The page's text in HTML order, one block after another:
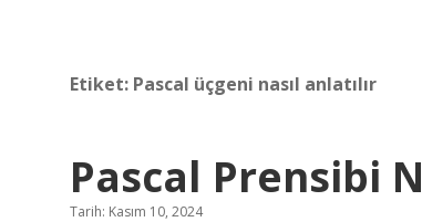
Etiket: Pascal üçgeni nasıl anlatılır
Pascal Prensibi
Tarih: Kasım 10, 2024